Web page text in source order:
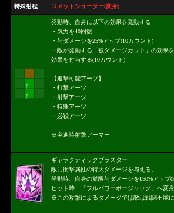
特殊射程 コメットシューター(変身)
↑
↑
発動時、自身に以下の効果を発動する
・気力を40回復
・与ダメージを25%アップ(10カウント)
・敵が発動する「被ダメージカット」の効果
効果を付与する(10カウント)
【追撃可能アーツ】
・打撃アーツ
・射撃アーツ
・特殊アーツ
・必殺アーツ
※突進時射撃アーマー
ギャラクティックブラスター
敵に衝撃属性の特大ダメージを与える。
発動時、自身の覚醒与ダメージを150%アップ
ヒット時、「フルパワーボージャック」へ変
※この攻撃によるダメージでは敵は戦闘不能